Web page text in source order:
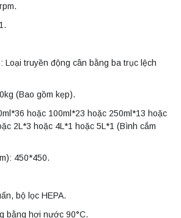
Loại truyền động cân bằng ba trục lệch
(Bao gồm kẹp).
hoặc 100ml*23 hoặc 250ml*13 hoặc
2L*3 hoặc 4L*1 hoặc 5L*1 (Bình cắm
450*450.
bộ lọc HEPA.
bằng hơi nước 90°C.